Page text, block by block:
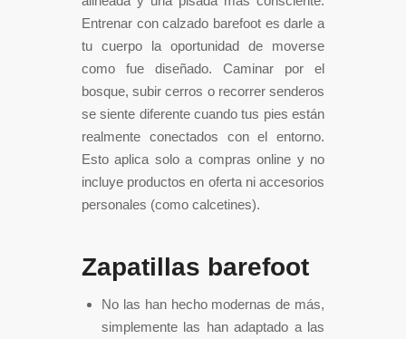
Entrenar con calzado barefoot es darle a
tu cuerpo la oportunidad de moverse
como fue diseñado. Caminar por el
bosque, subir cerros o recorrer senderos
se siente diferente cuando tus pies están
realmente conectados con el entorno.
Esto aplica solo a compras online y no
incluye productos en oferta ni accesorios
personales (como calcetines).
Zapatillas barefoot
No las han hecho modernas de más,
simplemente las han adaptado a las